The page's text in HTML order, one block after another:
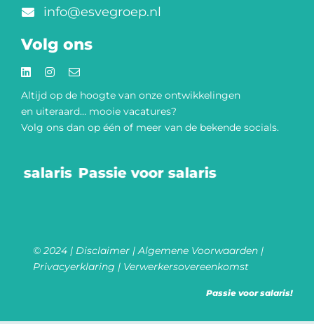
info@esvegroep.nl
Volg ons
Altijd op de hoogte van onze ontwikkelingen
en uiteraard… mooie vacatures?
Volg ons dan op één of meer van de bekende socials.​
salaris Passie voor salaris
© 2024 | Disclaimer |Algemene Voorwaarden |
Privacyerklaring | Verwerkersovereenkomst
Passie voor salaris!